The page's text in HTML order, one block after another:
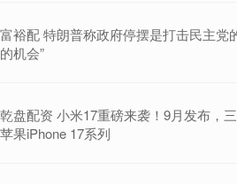
富裕配 特朗普称政府停摆是打击民主党
的机会”
乾盘配资 小米17重磅来袭！9月发布，
苹果iPhone 17系列